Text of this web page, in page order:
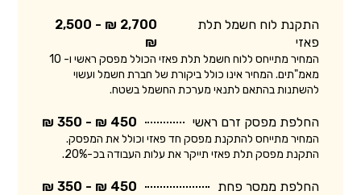
התקנת לוח חשמל תלת
פאזי
2,700 ₪ - 2,500
₪
המחיר מתייחס ללוח חשמל תלת פאזי הכולל מפסק ראשי ו- 10
מאמ"תים. המחיר אינו כולל ביקורת של חברת חשמל ועשוי
להשתנות בהתאם לתנאי מערכת החשמל בשטח.
החלפת מפסק זרם ראשי 450 ₪ - 350 ₪
המחיר מתייחס להתקנת מפסק חד פאזי וכולל את המפסק.
התקנת מפסק תלת פאזי תייקר את עלות העבודה בכ-20%.
החלפת ממסר פחת 450 ₪ - 350 ₪